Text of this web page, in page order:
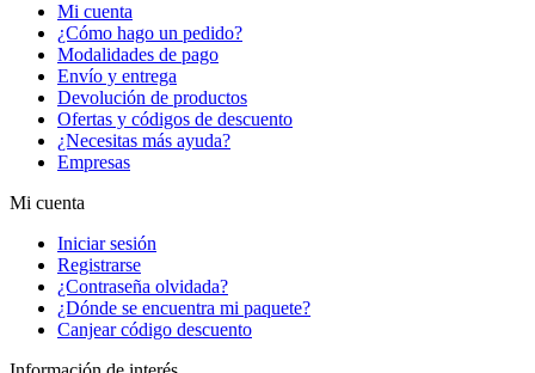
Mi cuenta
¿Cómo hago un pedido?
Modalidades de pago
Envío y entrega
Devolución de productos
Ofertas y códigos de descuento
¿Necesitas más ayuda?
Empresas
Mi cuenta
Iniciar sesión
Registrarse
¿Contraseña olvidada?
¿Dónde se encuentra mi paquete?
Canjear código descuento